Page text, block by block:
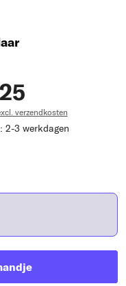
verzendkosten
2-3 werkdagen